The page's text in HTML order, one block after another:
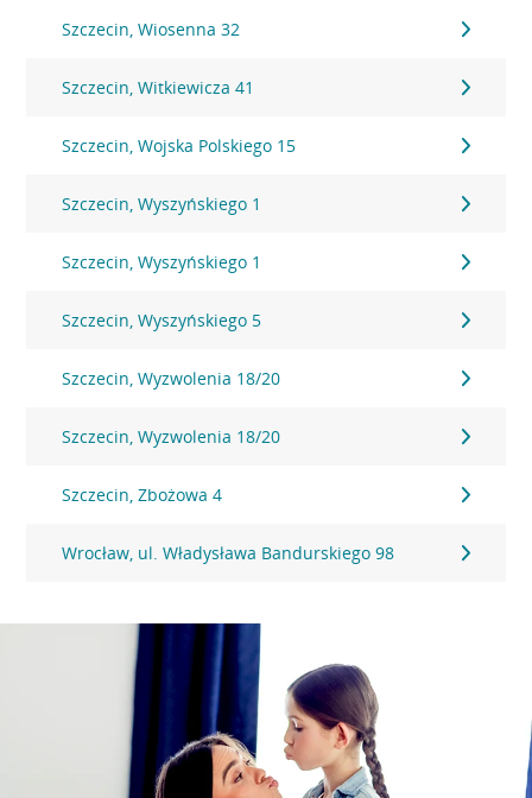
Szczecin, Wiosenna 32
Szczecin, Witkiewicza 41
Szczecin, Wojska Polskiego 15
Szczecin, Wyszyńskiego 1
Szczecin, Wyszyńskiego 1
Szczecin, Wyszyńskiego 5
Szczecin, Wyzwolenia 18/20
Szczecin, Wyzwolenia 18/20
Szczecin, Zbożowa 4
Wrocław, ul. Władysława Bandurskiego 98